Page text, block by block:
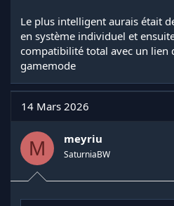
Le plus intelligent aurais était
en système individuel et
compatibilité total avec un lien
gamemode
14 Mars 2026
M meyriu
SaturniaBW